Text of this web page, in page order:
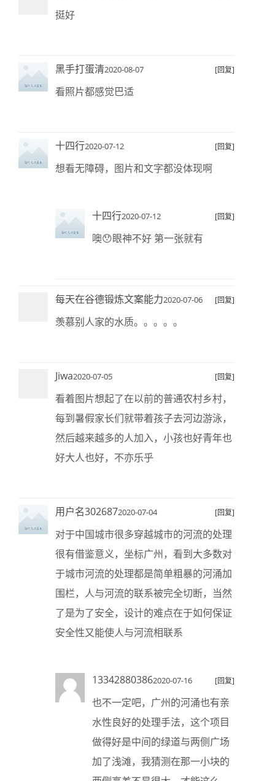
挺好
黑手打蛋清2020-08-07 [回复]
看照片都感觉巴适
十四行2020-07-12 [回复]
想看无障碍，图片和文字都没体现啊
十四行2020-07-12 [回复]
噢😯眼神不好 第一张就有
每天在谷德锻炼文案能力2020-07-06 [回复]
羡慕别人家的水质。。。。。
Jiwa2020-07-05 [回复]
看着图片想起了在以前的普通农村乡村，
每到暑假家长们就带着孩子去河边游泳，
然后越来越多的人加入，小孩也好青年也
好大人也好，不亦乐乎
用户名3026872020-07-04 [回复]
对于中国城市很多穿越城市的河流的处理
很有借鉴意义，坐标广州，看到大多数对
于城市河流的处理都是简单粗暴的河涌加
围栏，人与河流的联系被完全切断，当然
了是为了安全，设计的难点在于如何保证
安全性又能使人与河流相联系
133428803862020-07-16 [回复]
也不一定吧，广州的河涌也有亲
水性良好的处理手法，这个项目
做得好是中间的绿道与两侧广场
加了浅滩，我猜测在那一小块的